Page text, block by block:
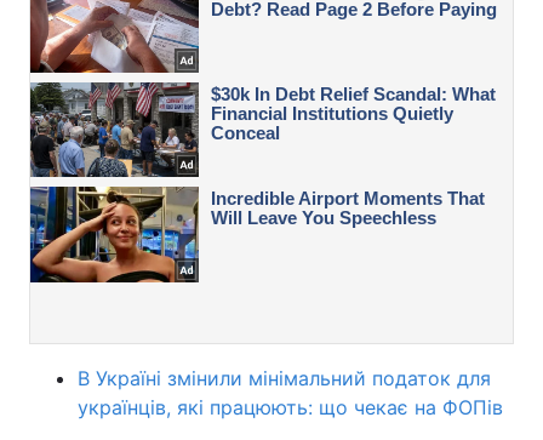
В Україні змінили мінімальний податок для
українців, які працюють: що чекає на ФОПів